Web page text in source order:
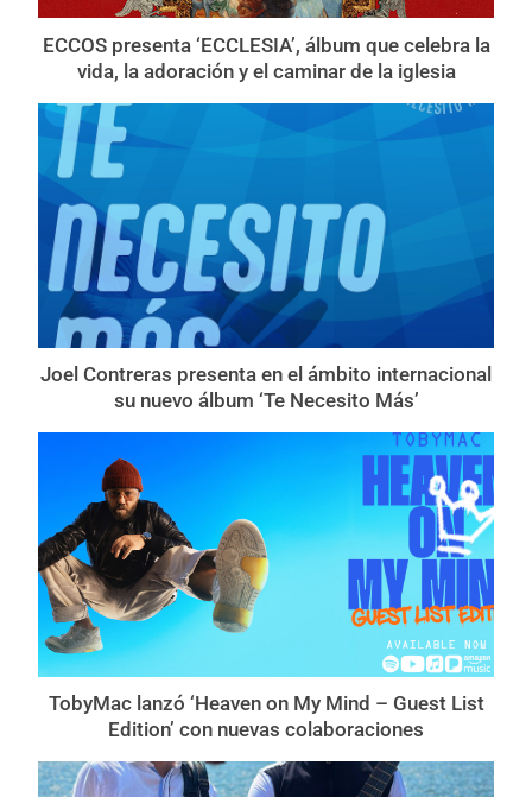
ECCOS presenta ‘ECCLESIA’, álbum que celebra la
vida, la adoración y el caminar de la iglesia
Joel Contreras presenta en el ámbito internacional
su nuevo álbum ‘Te Necesito Más’
TobyMac lanzó ‘Heaven on My Mind – Guest List
Edition’ con nuevas colaboraciones